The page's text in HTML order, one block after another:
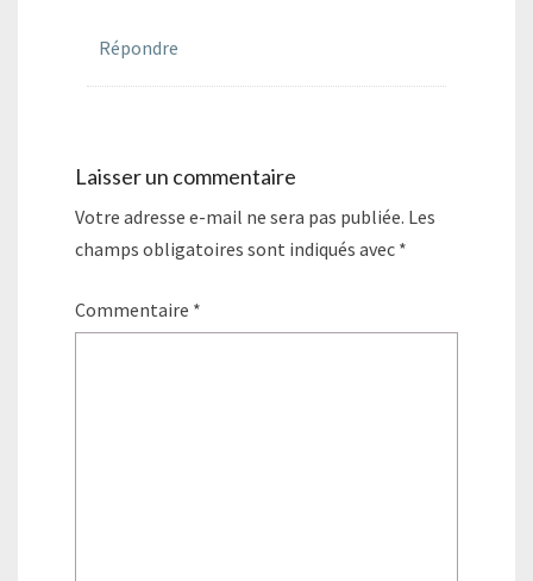
Répondre
Laisser un commentaire
Votre adresse e-mail ne sera pas publiée. Les
champs obligatoires sont indiqués avec *
Commentaire *